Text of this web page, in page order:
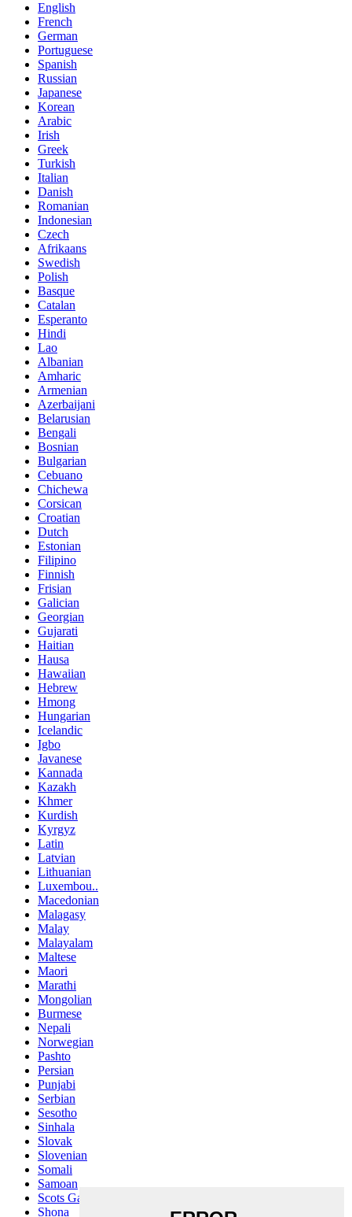
English
French
German
Portuguese
Spanish
Russian
Japanese
Korean
Arabic
Irish
Greek
Turkish
Italian
Danish
Romanian
Indonesian
Czech
Afrikaans
Swedish
Polish
Basque
Catalan
Esperanto
Hindi
Lao
Albanian
Amharic
Armenian
Azerbaijani
Belarusian
Bengali
Bosnian
Bulgarian
Cebuano
Chichewa
Corsican
Croatian
Dutch
Estonian
Filipino
Finnish
Frisian
Galician
Georgian
Gujarati
Haitian
Hausa
Hawaiian
Hebrew
Hmong
Hungarian
Icelandic
Igbo
Javanese
Kannada
Kazakh
Khmer
Kurdish
Kyrgyz
Latin
Latvian
Lithuanian
Luxembou..
Macedonian
Malagasy
Malay
Malayalam
Maltese
Maori
Marathi
Mongolian
Burmese
Nepali
Norwegian
Pashto
Persian
Punjabi
Serbian
Sesotho
Sinhala
Slovak
Slovenian
Somali
Samoan
Scots Gaelic
Shona